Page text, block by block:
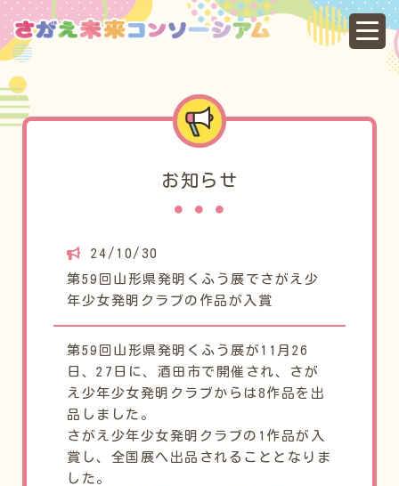
第
お知らせ
24/10/30
第59回山形県発明くふう展でさがえ少
年少女発明クラブの作品が入賞
第59回山形県発明くふう展が11月26
日、27日に、酒田市で開催され、さが
え少年少女発明クラブからは8作品を出
品しました。
さがえ少年少女発明クラブの1作品が入
賞し、全国展へ出品されることとなりま
した。